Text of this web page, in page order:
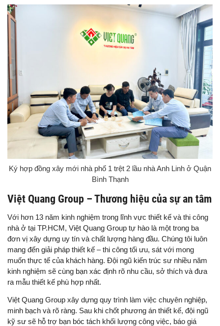
Ký hợp đồng xây mới nhà phố 1 trệt 2 lầu nhà Anh Linh ở Quận
Bình Thạnh
Việt Quang Group – Thương hiệu của sự an tâm
Với hơn 13 năm kinh nghiệm trong lĩnh vực thiết kế và thi công
nhà ở tại TP.HCM, Việt Quang Group tự hào là một trong ba
đơn vị xây dựng uy tín và chất lượng hàng đầu. Chúng tôi luôn
mang đến giải pháp thiết kế – thi công tối ưu, sát với mong
muốn thực tế của khách hàng. Đội ngũ kiến trúc sư nhiều năm
kinh nghiệm sẽ cùng bạn xác định rõ nhu cầu, sở thích và đưa
ra mẫu thiết kế phù hợp nhất.
Việt Quang Group xây dựng quy trình làm việc chuyên nghiệp,
minh bạch và rõ ràng. Sau khi chốt phương án thiết kế, đội ngũ
kỹ sư sẽ hỗ trợ bạn bóc tách khối lượng công việc, báo giá